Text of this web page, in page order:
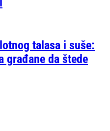
talasa i suše:
građane da štede